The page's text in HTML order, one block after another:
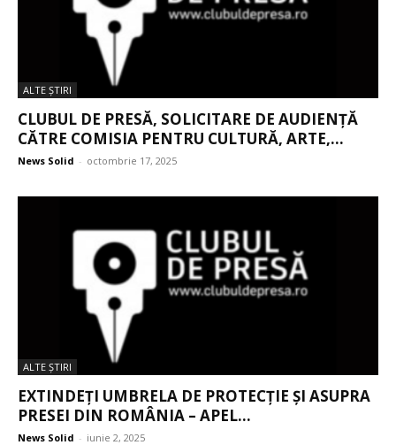
ALTE ŞTIRI
CLUBUL DE PRESĂ, SOLICITARE DE AUDIENȚĂ
CĂTRE COMISIA PENTRU CULTURĂ, ARTE,...
News Solid - octombrie 17, 2025
ALTE ŞTIRI
EXTINDEȚI UMBRELA DE PROTECȚIE ȘI ASUPRA
PRESEI DIN ROMÂNIA – APEL...
News Solid - iunie 2, 2025